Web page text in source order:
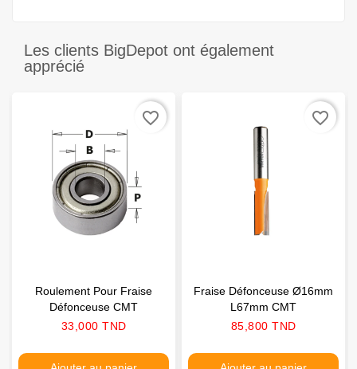
Les clients BigDepot ont également
apprécié
Roulement Pour Fraise
Défonceuse CMT
Prix
33,000 TND
favorite_border
Fraise Défonceuse Ø16mm
L67mm CMT
Prix
85,800 TND
favorite_border